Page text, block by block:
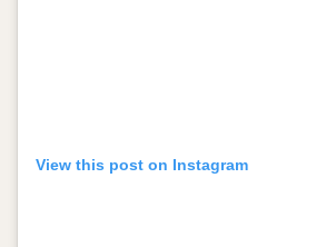
View this post on Instagram